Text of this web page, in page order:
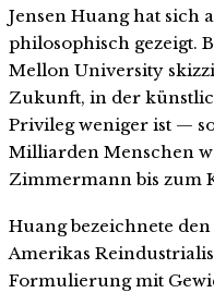
Jensen Huang hat sich
philosophisch gezeigt.
Mellon University
Zukunft, in der
Privileg weniger ist —
Milliarden Menschen
Zimmermann bis zum
Huang bezeichnete
Amerikas
Formulierung mit